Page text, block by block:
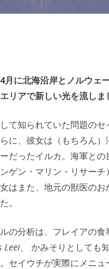
月に北海沿岸とノルウェ
リアで新しい光を流しま
て知られていた問題の
に、彼女は（もちろん
だったイルカ。海軍と
ゲン・マリン・リサー
はまた、地元の獣医の
。
の分析は、フレイアの
、
かみそりとしても
セイウチが実際にメニ